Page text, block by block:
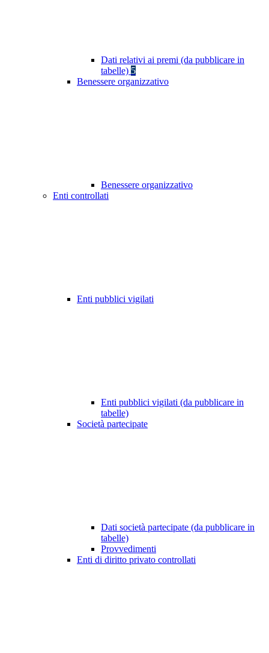
Dati relativi ai premi (da pubblicare in
tabelle) 5
Benessere organizzativo
Benessere organizzativo
Enti controllati
Enti pubblici vigilati
Enti pubblici vigilati (da pubblicare in
tabelle)
Società partecipate
Dati società partecipate (da pubblicare in
tabelle)
Provvedimenti
Enti di diritto privato controllati